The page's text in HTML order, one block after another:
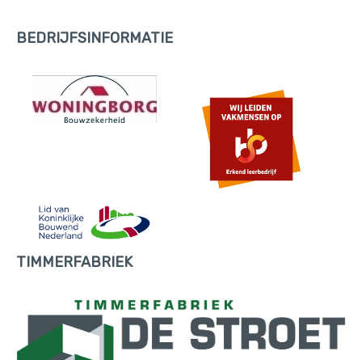
BEDRIJFSINFORMATIE
TIMMERFABRIEK